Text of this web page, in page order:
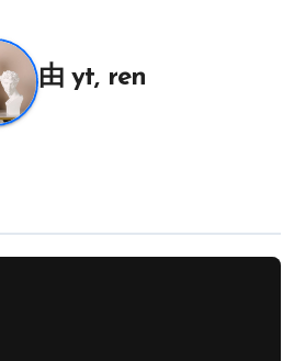
由yt, ren